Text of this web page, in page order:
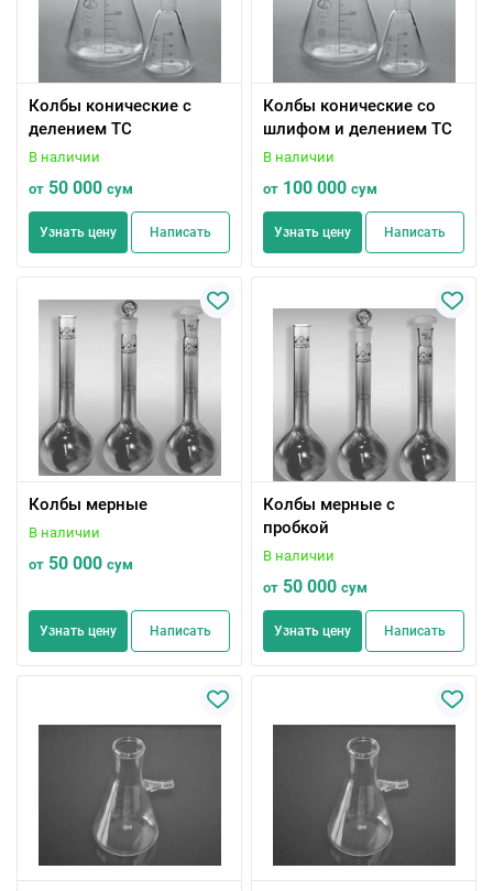
Колбы конические с
делением ТС
В наличии
от 50 000 сум
Узнать цену Написать
Колбы конические со
шлифом и делением ТС
В наличии
от 100 000 сум
Узнать цену Написать
Колбы мерные
В наличии
от 50 000 сум
Узнать цену Написать
Колбы мерные с
пробкой
В наличии
от 50 000 сум
Узнать цену Написать